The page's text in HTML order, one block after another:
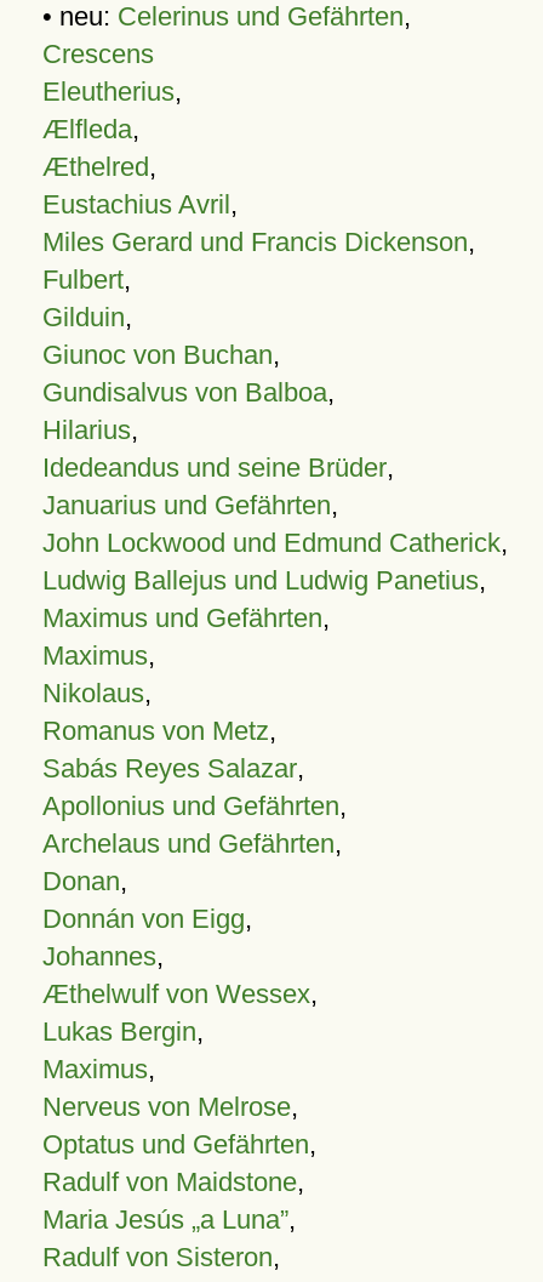
• neu: Celerinus und Gefährten,
Crescens
Eleutherius,
Ælfleda,
Æthelred,
Eustachius Avril,
Miles Gerard und Francis Dickenson,
Fulbert,
Gilduin,
Giunoc von Buchan,
Gundisalvus von Balboa,
Hilarius,
Idedeandus und seine Brüder,
Januarius und Gefährten,
John Lockwood und Edmund Catherick,
Ludwig Ballejus und Ludwig Panetius,
Maximus und Gefährten,
Maximus,
Nikolaus,
Romanus von Metz,
Sabás Reyes Salazar,
Apollonius und Gefährten,
Archelaus und Gefährten,
Donan,
Donnán von Eigg,
Johannes,
Æthelwulf von Wessex,
Lukas Bergin,
Maximus,
Nerveus von Melrose,
Optatus und Gefährten,
Radulf von Maidstone,
Maria Jesús „a Luna”,
Radulf von Sisteron,